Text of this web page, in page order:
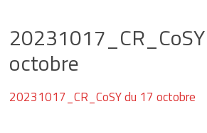
intercommunal
d'énergies
de
Maine-
octobre
20231017_CR_CoSY du 17 octobre